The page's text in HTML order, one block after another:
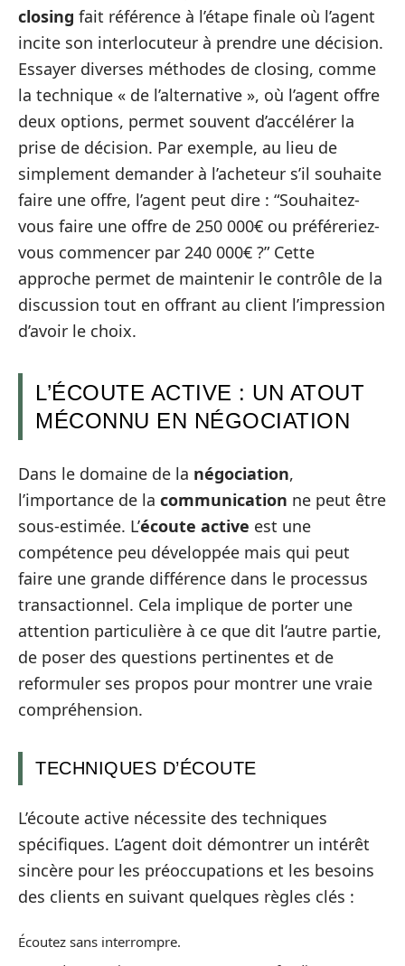
closing fait référence à l’étape finale où l’agent
incite son interlocuteur à prendre une décision.
Essayer diverses méthodes de closing, comme
la technique « de l’alternative », où l’agent offre
deux options, permet souvent d’accélérer la
prise de décision. Par exemple, au lieu de
simplement demander à l’acheteur s’il souhaite
faire une offre, l’agent peut dire : “Souhaitez-
vous faire une offre de 250 000€ ou préféreriez-
vous commencer par 240 000€ ?” Cette
approche permet de maintenir le contrôle de la
discussion tout en offrant au client l’impression
d’avoir le choix.
L’ÉCOUTE ACTIVE : UN ATOUT
MÉCONNU EN NÉGOCIATION
Dans le domaine de la négociation,
l’importance de la communication ne peut être
sous-estimée. L’écoute active est une
compétence peu développée mais qui peut
faire une grande différence dans le processus
transactionnel. Cela implique de porter une
attention particulière à ce que dit l’autre partie,
de poser des questions pertinentes et de
reformuler ses propos pour montrer une vraie
compréhension.
TECHNIQUES D’ÉCOUTE
L’écoute active nécessite des techniques
spécifiques. L’agent doit démontrer un intérêt
sincère pour les préoccupations et les besoins
des clients en suivant quelques règles clés :
Écoutez sans interrompre.